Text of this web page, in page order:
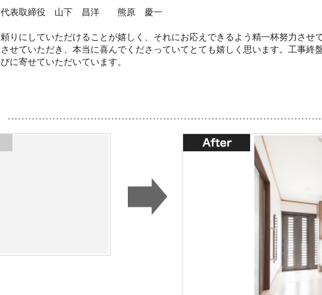
代表取締役 山下 昌洋 熊原 慶一
頼りにしていただけることが嬉しく、それにお応えできるよう精一杯努力させ
させていただき、本当に喜んでくださっていてとても嬉しく思います。工事終
びに寄せていただいています。